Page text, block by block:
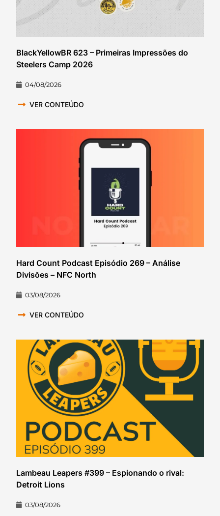
BlackYellowBR 623 – Primeiras Impressões do
Steelers Camp 2026
04/08/2026
VER CONTEÚDO
Hard Count Podcast Episódio 269 – Análise
Divisões – NFC North
03/08/2026
VER CONTEÚDO
Lambeau Leapers #399 – Espionando o rival:
Detroit Lions
03/08/2026